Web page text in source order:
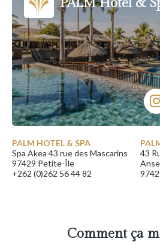
PALM HOTEL & SPA
Spa Akea 43 rue des Mascarins
97429 Petite-Île
+262 (0)262 56 44 82
43
Anse
Comment ça